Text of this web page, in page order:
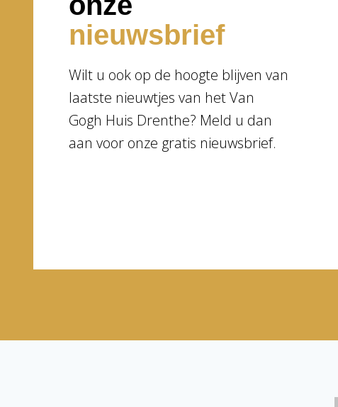
nieuwsbrief
Wilt u ook op de hoogte blijven van
laatste nieuwtjes van het Van
Gogh Huis Drenthe? Meld u dan
aan voor onze gratis nieuwsbrief.